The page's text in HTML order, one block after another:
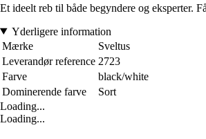
Et ideelt reb til både begyndere og eksperter.
Yderligere information
Mærke
Sveltus
Leverandør reference 2723
Farve
black/white
Dominerende farve
Sort
Loading...
Loading...